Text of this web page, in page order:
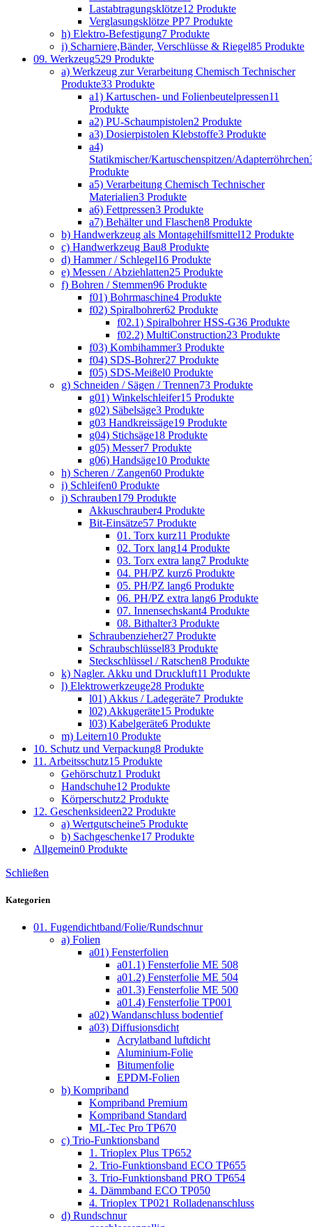
Lastabtragungsklötze12 Produkte
Verglasungsklötze PP7 Produkte
h) Elektro-Befestigung7 Produkte
i) Scharniere,Bänder, Verschlüsse & Riegel85 Produkte
09. Werkzeug529 Produkte
a) Werkzeug zur Verarbeitung Chemisch Technischer
Produkte33 Produkte
a1) Kartuschen- und Folienbeutelpressen11
Produkte
a2) PU-Schaumpistolen2 Produkte
a3) Dosierpistolen Klebstoffe3 Produkte
a4)
Statikmischer/Kartuschenspitzen/Adapterröhrchen
Produkte
a5) Verarbeitung Chemisch Technischer
Materialien3 Produkte
a6) Fettpressen3 Produkte
a7) Behälter und Flaschen8 Produkte
b) Handwerkzeug als Montagehilfsmittel12 Produkte
c) Handwerkzeug Bau8 Produkte
d) Hammer / Schlegel16 Produkte
e) Messen / Abziehlatten25 Produkte
f) Bohren / Stemmen96 Produkte
f01) Bohrmaschine4 Produkte
f02) Spiralbohrer62 Produkte
f02.1) Spiralbohrer HSS-G36 Produkte
f02.2) MultiConstruction23 Produkte
f03) Kombihammer3 Produkte
f04) SDS-Bohrer27 Produkte
f05) SDS-Meißel0 Produkte
g) Schneiden / Sägen / Trennen73 Produkte
g01) Winkelschleifer15 Produkte
g02) Säbelsäge3 Produkte
g03 Handkreissäge19 Produkte
g04) Stichsäge18 Produkte
g05) Messer7 Produkte
g06) Handsäge10 Produkte
h) Scheren / Zangen60 Produkte
i) Schleifen0 Produkte
j) Schrauben179 Produkte
Akkuschrauber4 Produkte
Bit-Einsätze57 Produkte
01. Torx kurz11 Produkte
02. Torx lang14 Produkte
03. Torx extra lang7 Produkte
04. PH/PZ kurz6 Produkte
05. PH/PZ lang6 Produkte
06. PH/PZ extra lang6 Produkte
07. Innensechskant4 Produkte
08. Bithalter3 Produkte
Schraubenzieher27 Produkte
Schraubschlüssel83 Produkte
Steckschlüssel / Ratschen8 Produkte
k) Nagler. Akku und Druckluft11 Produkte
l) Elektrowerkzeuge28 Produkte
l01) Akkus / Ladegeräte7 Produkte
l02) Akkugeräte15 Produkte
l03) Kabelgeräte6 Produkte
m) Leitern10 Produkte
10. Schutz und Verpackung8 Produkte
11. Arbeitsschutz15 Produkte
Gehörschutz1 Produkt
Handschuhe12 Produkte
Körperschutz2 Produkte
12. Geschenksideen22 Produkte
a) Wertgutscheine5 Produkte
b) Sachgeschenke17 Produkte
Allgemein0 Produkte
Schließen
Kategorien
01. Fugendichtband/Folie/Rundschnur
a) Folien
a01) Fensterfolien
a01.1) Fensterfolie ME 508
a01.2) Fensterfolie ME 504
a01.3) Fensterfolie ME 500
a01.4) Fensterfolie TP001
a02) Wandanschluss bodentief
a03) Diffusionsdicht
Acrylatband luftdicht
Aluminium-Folie
Bitumenfolie
EPDM-Folien
b) Kompriband
Kompriband Premium
Kompriband Standard
ML-Tec Pro TP670
c) Trio-Funktionsband
1. Trioplex Plus TP652
2. Trio-Funktionsband ECO TP655
3. Trio-Funktionsband PRO TP654
4. Dämmband ECO TP050
4. Trioplex TP021 Rolladenanschluss
d) Rundschnur